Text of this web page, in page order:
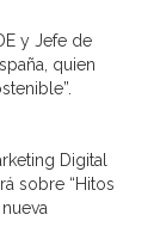
y Jefe de
quien
Digital
sobre “Hitos